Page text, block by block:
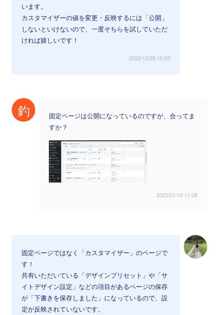
います。
カスタマイザーの値を変更・反映するには「公開」
しないといけないので、一度そちらを試していただ
ければ嬉しいです！
2022/12/29 15:03
釣
固定ページは公開になっているのですが、合ってま
すか？
2023/01/10 11:08
固定ページではなく「カスタマイザー」のページで
す！
共有いただいている「デザインプリセット」や「サ
イトデザイン設定」などの項目があるページの保存
が「下書きを保存しました」になっているので、設
定が反映されていないです。